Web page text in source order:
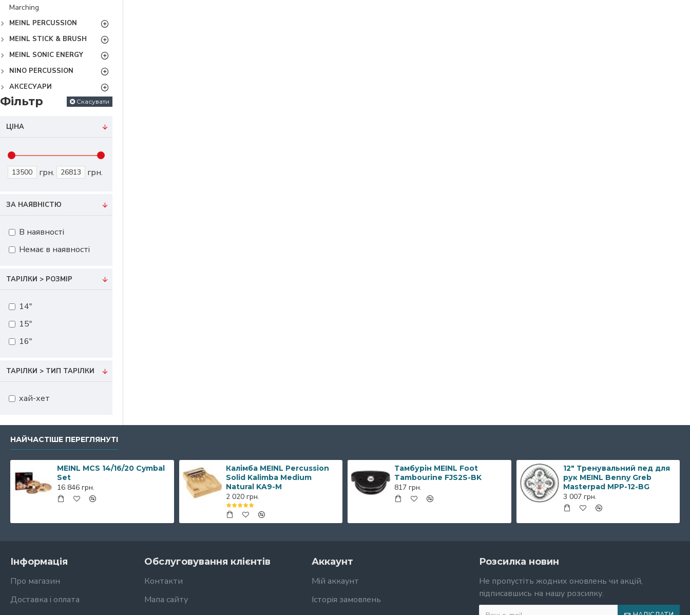
Marching
MEINL PERCUSSION
MEINL STICK & BRUSH
MEINL SONIC ENERGY
NINO PERCUSSION
АКСЕСУАРИ
Фільтр Скасувати
ЦІНА
грн. грн.
ТАРІЛКИ > РОЗМІР
14"
15"
16"
ТАРІЛКИ > ТИП ТАРІЛКИ
хай-хет
ЗА НАЯВНІСТЮ
В наявності
Немає в наявності
НАЙЧАСТІШЕ ПЕРЕГЛЯНУТІ
MEINL MCS 14/16/20 Cymbal
Set
16 846 грн.
Калімба MEINL Percussion
Solid Kalimba Medium
Natural KA9-M
2 020 грн.
Тамбурін MEINL Foot
Tambourine FJS2S-BK
817 грн.
12" Тренувальний пед для
рук MEINL Benny Greb
Masterpad MPP-12-BG
3 007 грн.
Інформація
Про магазин
Доставка і оплата
Обслуговування клієнтів
Контакти
Мапа сайту
Аккаунт
Мій аккаунт
Історія замовлень
Розсилка новин
Не пропустіть жодних оновлень чи акцій,
підписавшись на нашу розсилку.